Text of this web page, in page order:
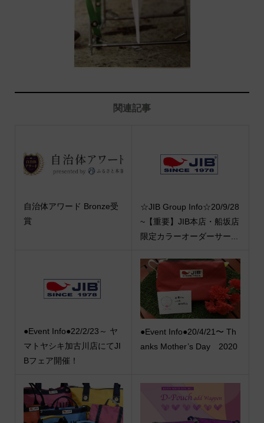
関連記事
自治体アワード Bronze受
賞
☆JIB Group Info☆20/9/28
~【重要】JIB本店・船坂店
限定カラーオーダーサー...
●Event Info●22/2/23～ ヤ
マトヤシキ加古川店にてJI
Bフェア開催！
●Event Info●20/4/21〜 Th
anks Mother’s Day 2020